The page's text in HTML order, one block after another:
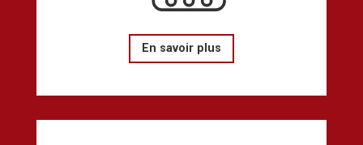
En savoir plus